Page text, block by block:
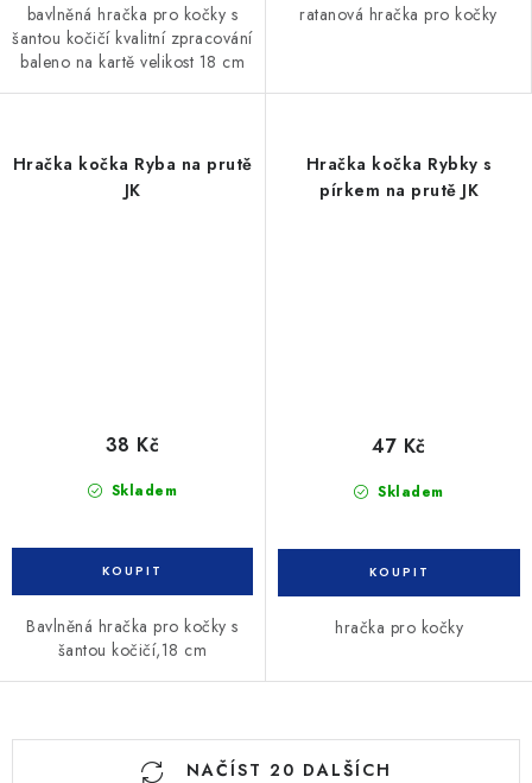
bavlněná hračka pro kočky s
šantou kočičí kvalitní zpracování
baleno na kartě velikost 18 cm
ratanová hračka pro kočky
Hračka kočka Ryba na prutě
JK
Skladem
38 Kč
Bavlněná hračka pro kočky s
šantou kočičí,18 cm
Hračka kočka Rybky s
pírkem na prutě JK
Skladem
47 Kč
hračka pro kočky
O
NAČÍST 20 DALŠÍCH